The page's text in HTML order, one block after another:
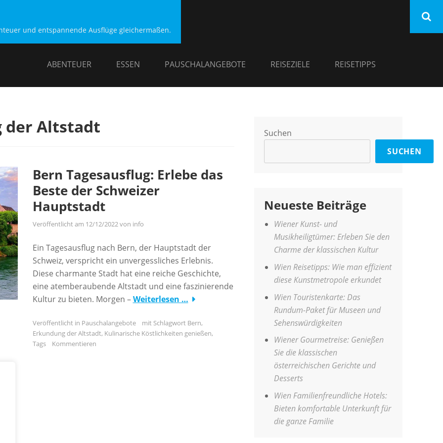
und entspannende Ausflüge gleichermaßen.
ABENTEUER ESSEN PAUSCHALANGEBOTE REISEZIELE REISETIPPS
der Altstadt
Bern Tagesausflug: Erlebe das
Beste der Schweizer
Hauptstadt
Veröffentlicht am 12/12/2022von info
Ein Tagesausflug nach Bern, der Hauptstadt der
Schweiz, verspricht ein unvergessliches Erlebnis.
Diese charmante Stadt hat eine reiche Geschichte,
eine atemberaubende Altstadt und eine faszinierende
Kultur zu bieten. Morgen –Weiterlesen …
Veröffentlicht in Pauschalangebote mit Schlagwort Bern,
Erkundung der Altstadt, Kulinarische Köstlichkeiten genießen,
Tags
Kommentieren
Suchen
SUCHEN
Neueste Beiträge
Wiener Kunst- und
Musikheiligtümer: Erleben Sie den
Charme der klassischen Kultur
Wien Reisetipps: Wie man effizient
diese Kunstmetropole erkundet
Wien Touristenkarte: Das
Rundum-Paket für Museen und
Sehenswürdigkeiten
Wiener Gourmetreise: Genießen
Sie die klassischen
österreichischen Gerichte und
Desserts
Wien Familienfreundliche Hotels:
Bieten komfortable Unterkunft für
die ganze Familie